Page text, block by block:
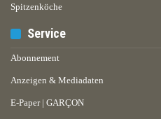
Spitzenköche
Service
Abonnement
Anzeigen & Mediadaten
E-Paper | GARÇON